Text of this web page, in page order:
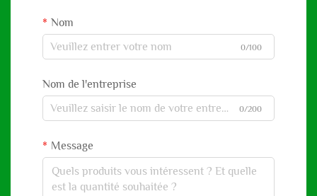
Nom
0/100
Nom de l'entreprise
0/200
Message